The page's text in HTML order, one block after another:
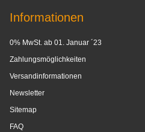
Informationen
0% MwSt. ab 01. Januar ´23
Zahlungsmöglichkeiten
Versandinformationen
Newsletter
Sitemap
FAQ